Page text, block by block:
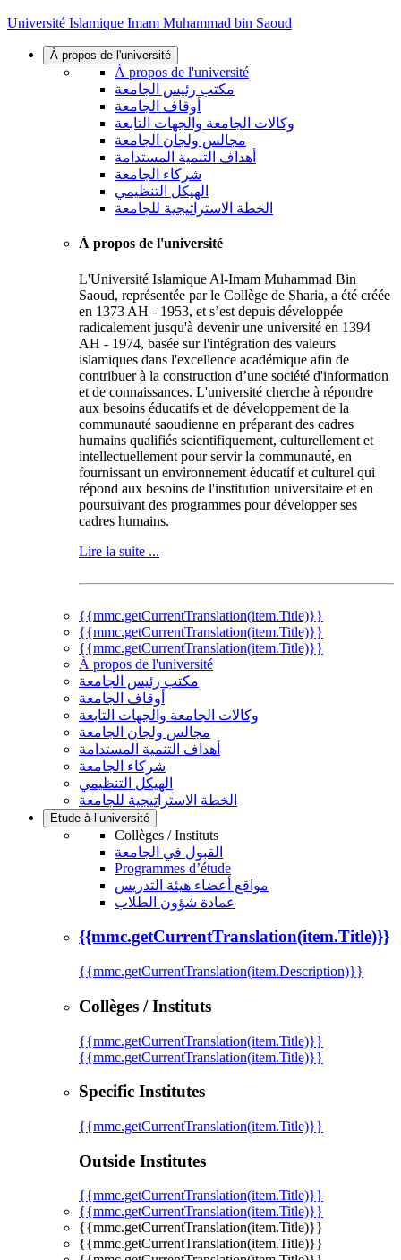
Université Islamique Imam Muhammad bin Saoud
À propos de l'université
À propos de l'université
مكتب رئيس الجامعة
أوقاف الجامعة
وكالات الجامعة والجهات التابعة
مجالس ولجان الجامعة
أهداف التنمية المستدامة
شركاء الجامعة
الهيكل التنظيمي
الخطة الاستراتيجية للجامعة
À propos de l'université
L'Université Islamique Al-Imam Muhammad Bin
Saoud, représentée par le Collège de Sharia, a été créée
en 1373 AH - 1953, et s’est depuis développée
radicalement jusqu'à devenir une université en 1394
AH - 1974, basée sur l'intégration des valeurs
islamiques dans l'excellence académique afin de
contribuer à la construction d’une société d'information
et de connaissances. L'université cherche à répondre
aux besoins éducatifs et de développement de la
communauté saoudienne en préparant des cadres
humains qualifiés scientifiquement, culturellement et
intellectuellement pour servir la communauté, en
fournissant un environnement éducatif et culturel qui
répond aux besoins de l'institution universitaire et en
poursuivant des programmes pour développer ses
cadres humains.
Lire la suite ...
{{mmc.getCurrentTranslation(item.Title)}}
{{mmc.getCurrentTranslation(item.Title)}}
{{mmc.getCurrentTranslation(item.Title)}}
À propos de l'université
مكتب رئيس الجامعة
أوقاف الجامعة
وكالات الجامعة والجهات التابعة
مجالس ولجان الجامعة
أهداف التنمية المستدامة
شركاء الجامعة
الهيكل التنظيمي
الخطة الاستراتيجية للجامعة
Etude à l’université
Collèges / Instituts
القبول في الجامعة
Programmes d’étude
مواقع أعضاء هيئة التدريس
عمادة شؤون الطلاب
{{mmc.getCurrentTranslation(item.Title)}}
{{mmc.getCurrentTranslation(item.Description)}}
Collèges / Instituts
{{mmc.getCurrentTranslation(item.Title)}}
{{mmc.getCurrentTranslation(item.Title)}}
Specific Institutes
{{mmc.getCurrentTranslation(item.Title)}}
Outside Institutes
{{mmc.getCurrentTranslation(item.Title)}}
{{mmc.getCurrentTranslation(item.Title)}}
{{mmc.getCurrentTranslation(item.Title)}}
{{mmc.getCurrentTranslation(item.Title)}}